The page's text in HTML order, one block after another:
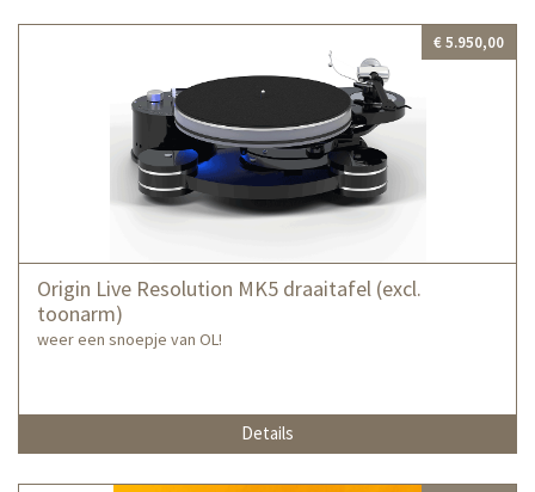
Origin Live Resolution MK5 draaitafel (excl.
toonarm)
weer een snoepje van OL!
€ 5.950,00
Details